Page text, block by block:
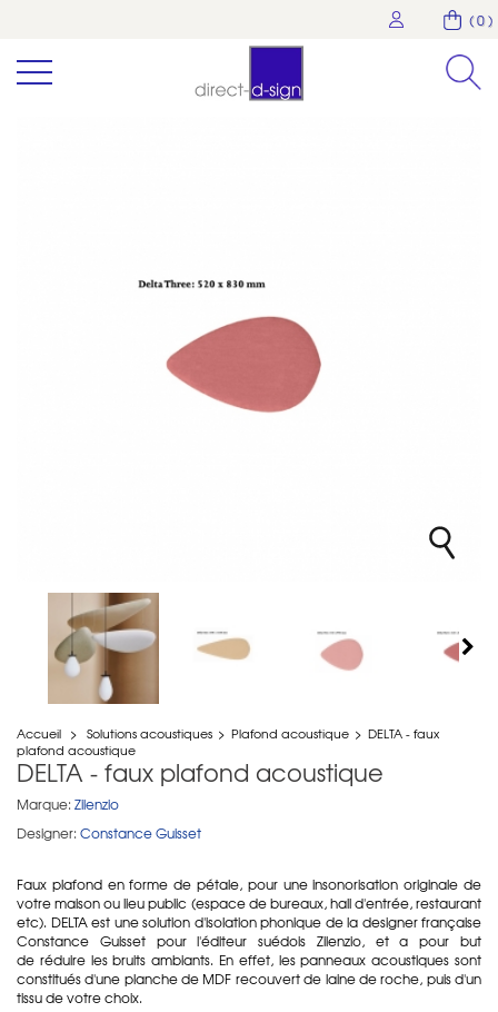
( 0 )
Accueil > Solutions acoustiques > Plafond acoustique > DELTA - faux
plafond acoustique
DELTA - faux plafond acoustique
Marque: Zilenzio
Designer: Constance Guisset
Faux plafond en forme de pétale, pour une insonorisation originale de
votre maison ou lieu public (espace de bureaux, hall d'entrée, restaurant
etc). DELTA est une solution d'isolation phonique de la designer française
Constance Guisset pour l'éditeur suédois Zilenzio, et a pour but
de réduire les bruits ambiants. En effet, les panneaux acoustiques sont
constitués d'une planche de MDF recouvert de laine de roche, puis d'un
tissu de votre choix.